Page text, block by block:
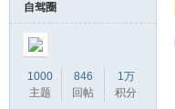
自驾圈
1000
主题
846
回帖
1万
积分